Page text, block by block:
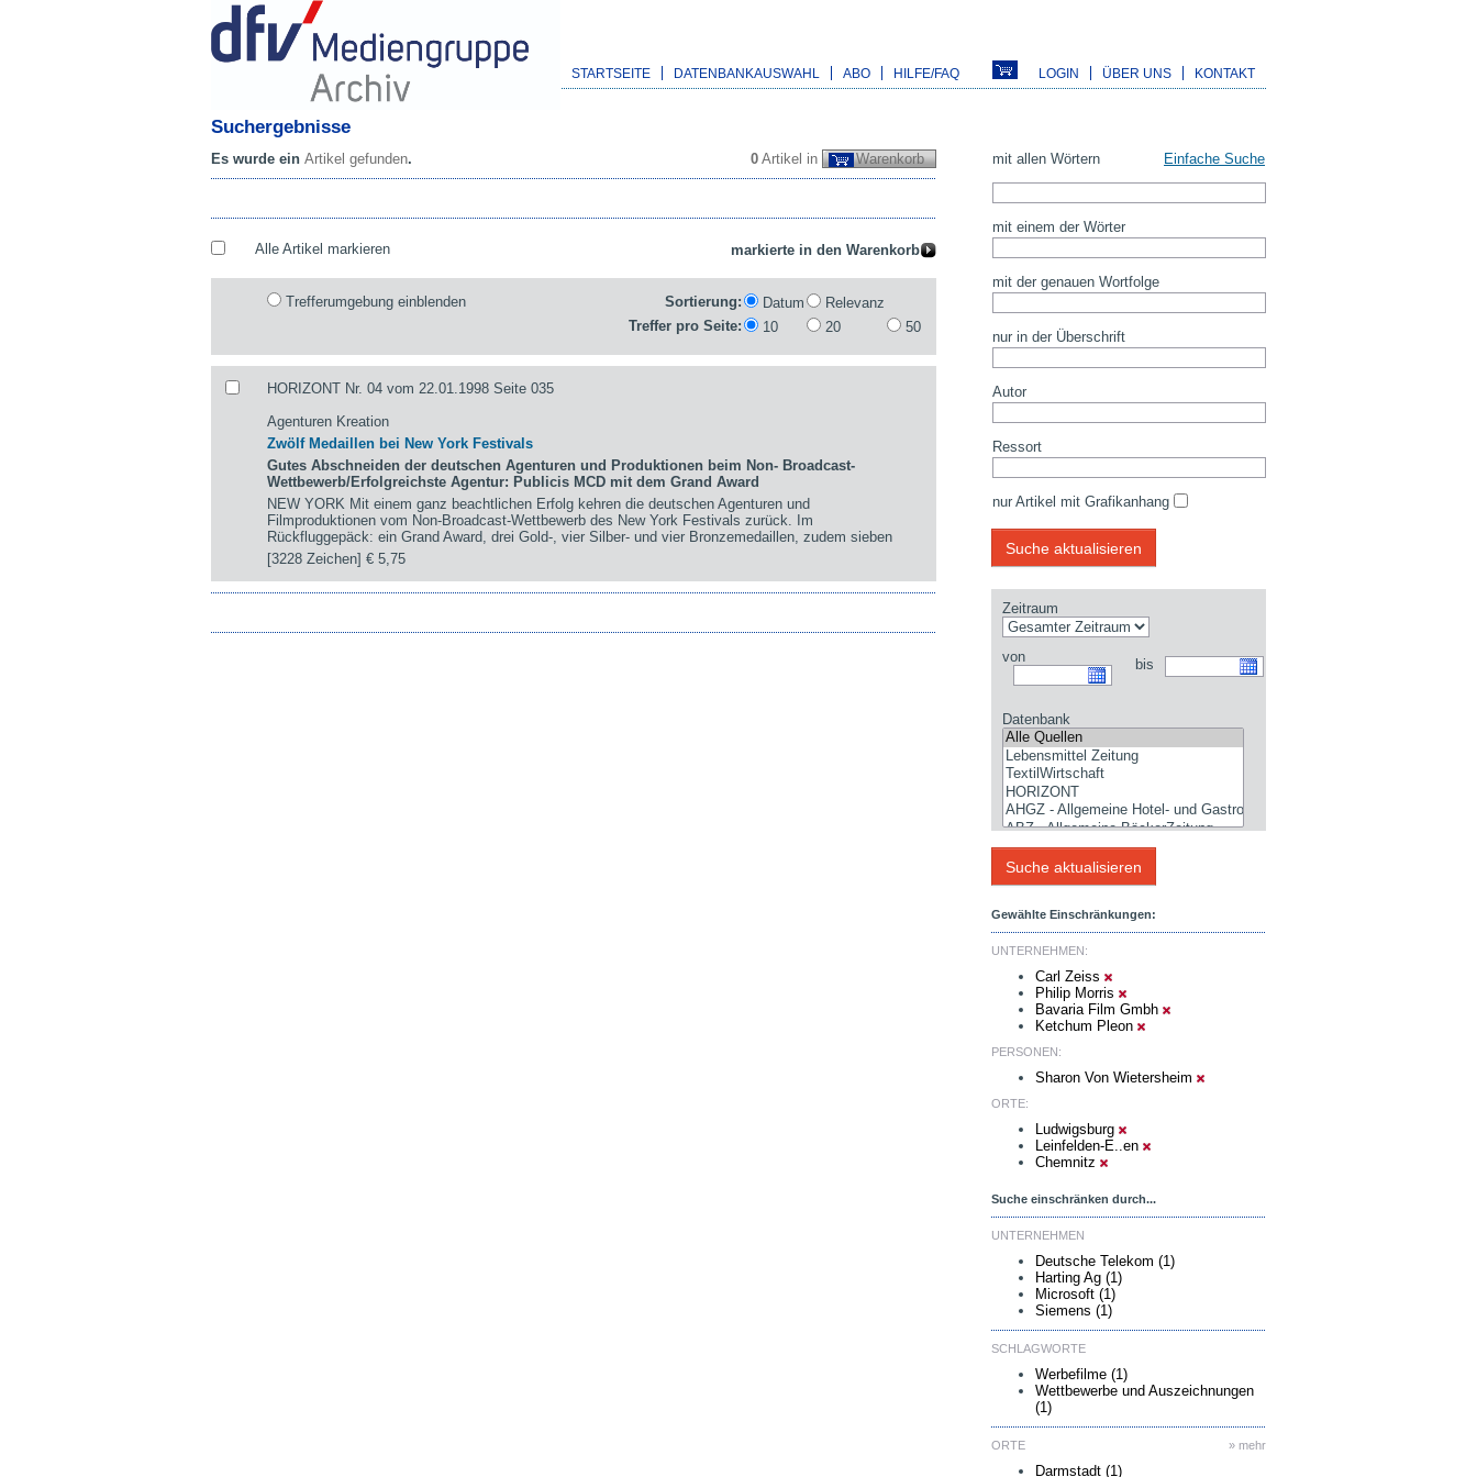
STARTSEITE DATENBANKAUSWAHL ABO HILFE/FAQ LOGIN ÜBER UNS KONTAKT
Suchergebnisse
0 Artikel in Warenkorb
Es wurde ein Artikel gefunden.
Alle Artikel markieren
Trefferumgebung einblenden Sortierung: Datum
Relevanz
Treffer pro Seite:
10 20 50
HORIZONT Nr. 04 vom 22.01.1998 Seite 035
Agenturen Kreation
Zwölf Medaillen bei New York Festivals
Gutes Abschneiden der deutschen Agenturen und Produktionen beim Non- Broadcast-
Wettbewerb/Erfolgreichste Agentur: Publicis MCD mit dem Grand Award
NEW YORK Mit einem ganz beachtlichen Erfolg kehren die deutschen Agenturen und
Filmproduktionen vom Non-Broadcast-Wettbewerb des New York Festivals zurück. Im
Rückfluggepäck: ein Grand Award, drei Gold-, vier Silber- und vier Bronzemedaillen, zudem sieben
[3228 Zeichen]€ 5,75
mit allen Wörtern Einfache Suche
mit einem der Wörter
mit der genauen Wortfolge
nur in der Überschrift
Autor
Ressort
nur Artikel mit Grafikanhang
Zeitraum
von bis
Datenbank
Gewählte Einschränkungen:
UNTERNEHMEN:
Carl Zeiss
Philip Morris
Bavaria Film Gmbh
Ketchum Pleon
PERSONEN:
Sharon Von Wietersheim
ORTE:
Ludwigsburg
Leinfelden-E..en
Chemnitz
Suche einschränken durch...
UNTERNEHMEN
Deutsche Telekom (1)
Harting Ag (1)
Microsoft (1)
Siemens (1)
SCHLAGWORTE
Werbefilme (1)
Wettbewerbe und Auszeichnungen
(1)
» mehr
ORTE
Darmstadt (1)